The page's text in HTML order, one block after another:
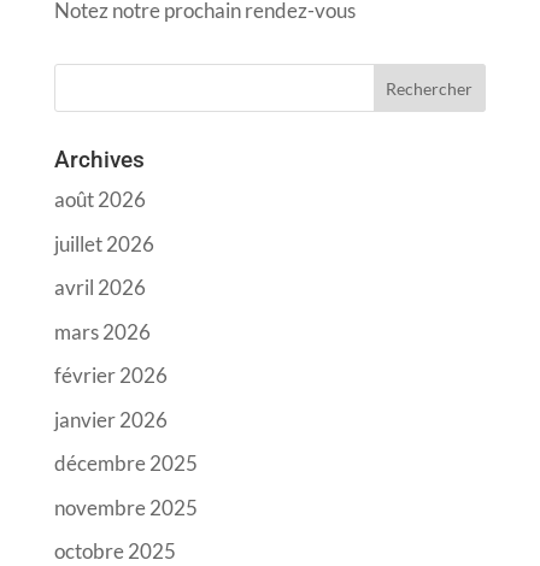
Notez notre prochain rendez-vous
Archives
août 2026
juillet 2026
avril 2026
mars 2026
février 2026
janvier 2026
décembre 2025
novembre 2025
octobre 2025